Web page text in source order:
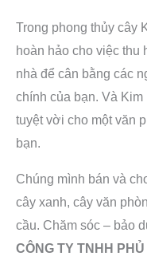
Trong phong thủy cây
hoàn hảo cho việc thu
nhà để cân bằng các
chính của bạn. Và
tuyệt vời cho một văn
bạn.
Chúng mình bán và
cây xanh, cây văn
cầu. Chăm sóc – bảo
CÔNG TY TNHH